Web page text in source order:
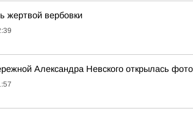
жертвой вербовки
Александра Невского открылась